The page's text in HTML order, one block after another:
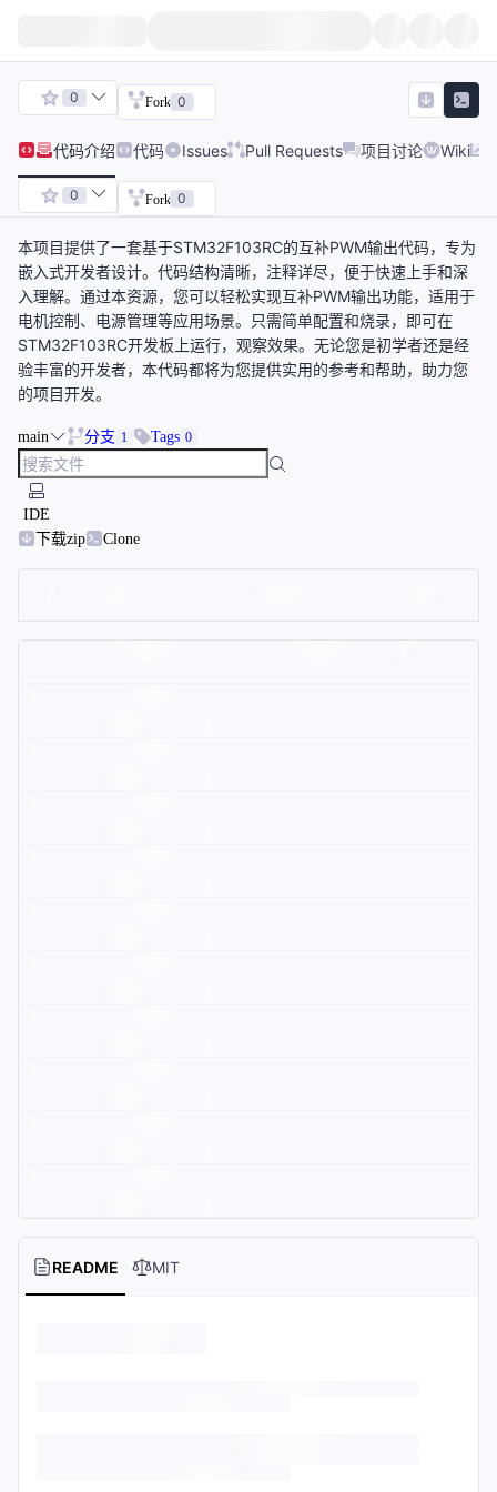
0 Fork 0
代码介绍 代码 Issues Pull Requests 项目讨论 Wiki
0 Fork 0
本项目提供了一套基于STM32F103RC的互补PWM输出代码，专为
嵌入式开发者设计。代码结构清晰，注释详尽，便于快速上手和深
入理解。通过本资源，您可以轻松实现互补PWM输出功能，适用于
电机控制、电源管理等应用场景。只需简单配置和烧录，即可在
STM32F103RC开发板上运行，观察效果。无论您是初学者还是经
验丰富的开发者，本代码都将为您提供实用的参考和帮助，助力您
的项目开发。
main 分支 1 Tags 0
IDE
下载zip
Clone
README MIT